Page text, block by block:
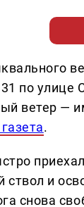
по улице
ветер —
.
ствол и
снова